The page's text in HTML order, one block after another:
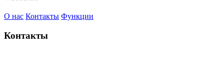
О нас Контакты Функции
Контакты